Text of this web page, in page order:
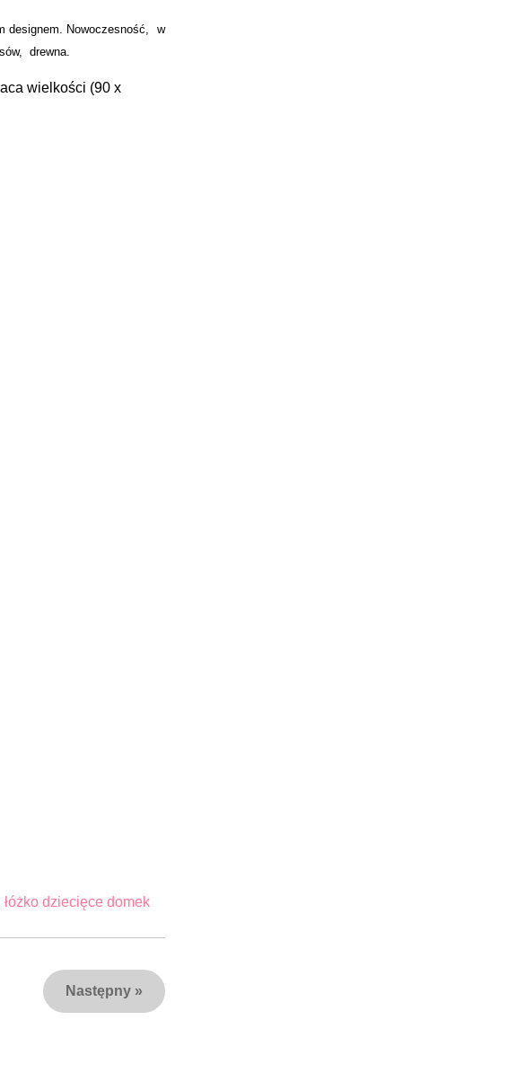
designem. Nowoczesność, w
drewna.
wielkości (90 x
łóżko dziecięce domek
Następny »